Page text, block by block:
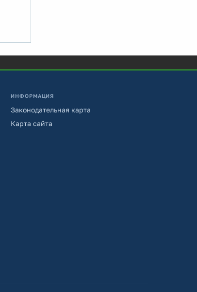
ИНФОРМАЦИЯ
Законодательная карта
Карта сайта